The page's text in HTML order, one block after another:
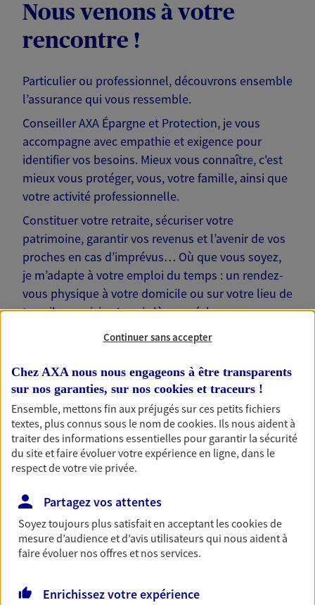
Nous venons à votre
rencontre !
Particulier ou professionnel, découvrons ensemble
l’assurance qui vous ressemble.
Conseiller AXA Épargne et Protection, je vous
accompagne avec empathie et exigence pour
identifier vos besoins. Mieux vous connaître, c'est
mieux vous protéger, vous, votre famille, ainsi que
votre activité professionnelle.
Constituer votre retraite, sécuriser votre
patrimoine, garantir vos revenus et l’avenir de vos
proches en cas d’imprévus… Où que vous soyez,
je m’adapte à votre emploi du temps : un rendez-
vous physique à votre domicile ou sur votre lieu de
travail, une visio. Je suis là pour échanger avec
Nos offres phares
Réalisez vos projets grâce à votre épargne : achat
immobilier, études des enfants ou voyage autour
du monde… Épargnez à votre rythme et
simplement, selon votre profil.
Continuer sans accepter
Chez AXA nous nous engageons à être transparents
sur nos garanties, sur nos cookies et traceurs !
Ensemble, mettons fin aux préjugés sur ces petits fichiers
textes, plus connus sous le nom decookies. Ils nous aident à
traiter des informations essentielles pour garantir la sécurité
du site et faire évoluer votre expérience en ligne, dans le
respect de votre vie privée.
Partagez vos attentes
Soyez toujours plus satisfait en acceptant lescookiesde
mesure d’audience et d’avis utilisateurs qui nous aident à
faire évoluer nos offres et nos services.
Enrichissez votre expérience